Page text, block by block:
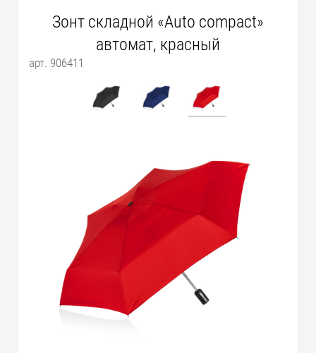
Зонт складной «Auto compact»
автомат, красный
арт. 906411